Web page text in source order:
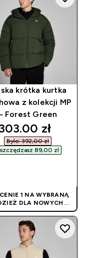
krótka kurtka
z kolekcji MP
Forest Green
zł‎
Było: 392,00 zł‎
89,00 zł‎
1 NA WYBRANĄ
DLA NOWYCH
RABAT
NALICZANY
AUTOMATYCZNIE